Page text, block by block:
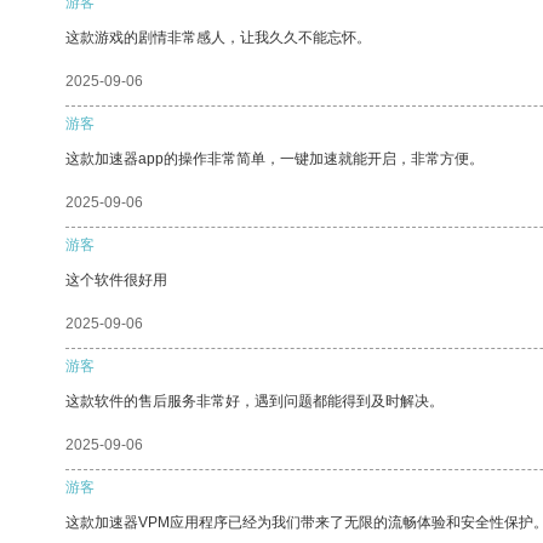
这款游戏的剧情非常感人，让我久久不能忘怀。
2025-09-06
游客
这款加速器app的操作非常简单，一键加速就能开启，非常方便。
2025-09-06
游客
这个软件很好用
2025-09-06
游客
这款软件的售后服务非常好，遇到问题都能得到及时解决。
2025-09-06
游客
这款加速器VPM应用程序已经为我们带来了无限的流畅体验和安全性保护